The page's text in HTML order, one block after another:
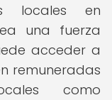
locales en
una fuerza
acceder a
remuneradas
como